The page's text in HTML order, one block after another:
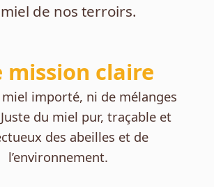
de nos terroirs.
mission claire
importé, ni de mélanges
du miel pur, traçable et
des abeilles et de
l’environnement.